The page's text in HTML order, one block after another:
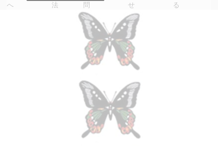
へ
法
問
せ
る